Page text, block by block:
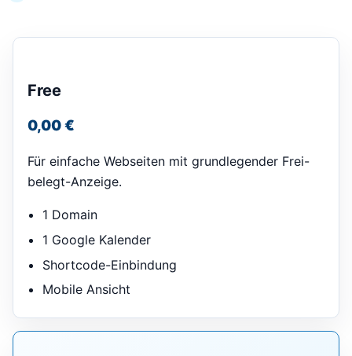
Free
0,00 €
Für einfache Webseiten mit grundlegender Frei-
belegt-Anzeige.
1 Domain
1 Google Kalender
Shortcode-Einbindung
Mobile Ansicht